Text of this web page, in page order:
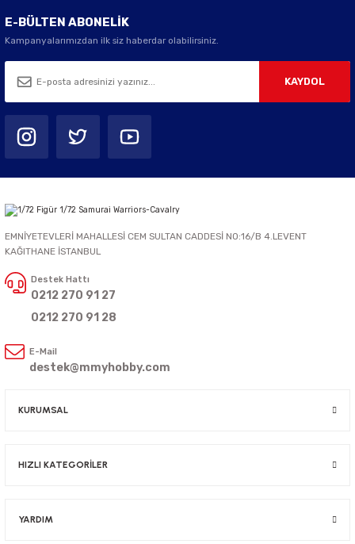
E-BÜLTEN ABONELİK
Kampanyalarımızdan ilk siz haberdar olabilirsiniz.
KAYDOL
EMNİYETEVLERİ MAHALLESİ CEM SULTAN CADDESİ NO:16/B 4.LEVENT
KAĞITHANE İSTANBUL
Destek Hattı
0212 270 91 27
0212 270 91 28
E-Mail
destek@mmyhobby.com
KURUMSAL
HIZLI KATEGORİLER
YARDIM